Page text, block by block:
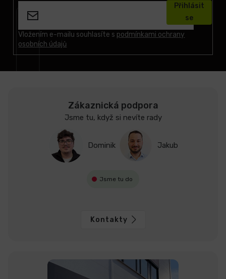
Vložením e-mailu souhlasíte s podmínkami ochrany
osobních údajů
Přihlásit
se
Zákaznická podpora
Jsme tu, když si nevíte rady
Dominik Jakub
Jsme tu do
Kontakty